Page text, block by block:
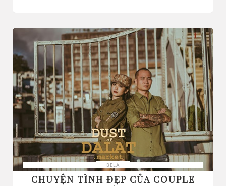
BELA
CHUYỆN TÌNH ĐẸP CỦA COUPLE